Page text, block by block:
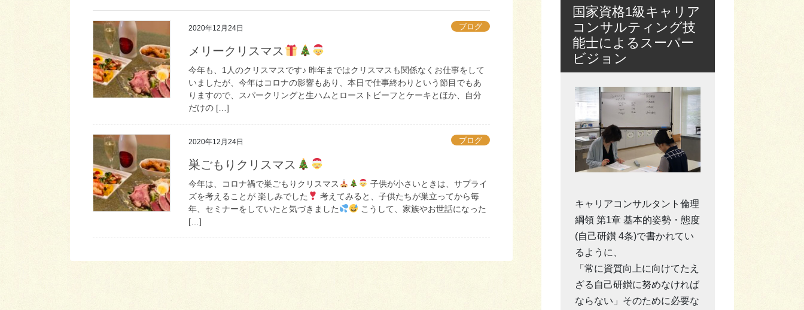
2020年12月24日 ブログ
メリークリスマス
今年も、1人のクリスマスです♪ 昨年まではクリスマスも関係なくお仕事をして
いましたが、今年はコロナの影響もあり、本日で仕事終わりという節目でもあ
りますので、スパークリングと生ハムとローストビーフとケーキとほか、自分
だけの […]
2020年12月24日 ブログ
巣ごもりクリスマス
今年は、コロナ禍で巣ごもりクリスマス
子供が小さいときは、サプライ
ズを考えることが 楽しみでした
考えてみると、子供たちが巣立ってから毎
年、セミナーをしていたと気づきました
こうして、家族やお世話になった
[…]
国家資格1級キャリア
コンサルティング技
能士によるスーパー
ビジョン
キャリアコンサルタント倫理
綱領 第1章 基本的姿勢・態度
(自己研鑚 4条)で書かれてい
るように、
「常に資質向上に向けてたえ
ざる自己研鑚に努めなければ
ならない」そのために必要な